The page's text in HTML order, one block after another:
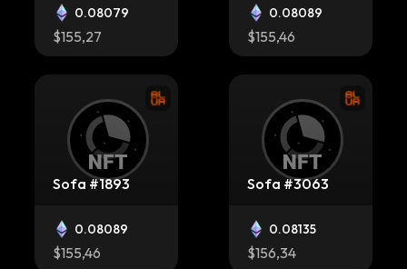
0.08079
$155,27
0.08089
$155,46
Sofa #1893
0.08089
$155,46
Sofa #3063
0.08135
$156,34